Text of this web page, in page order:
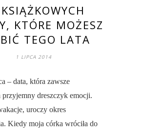
KTÓRE MOŻESZ
TEGO LATA
1 LIPCA 2014
– data, która zawsze
przyjemny dreszczyk emocji.
uroczy okres
Kiedy moja córka wróciła do